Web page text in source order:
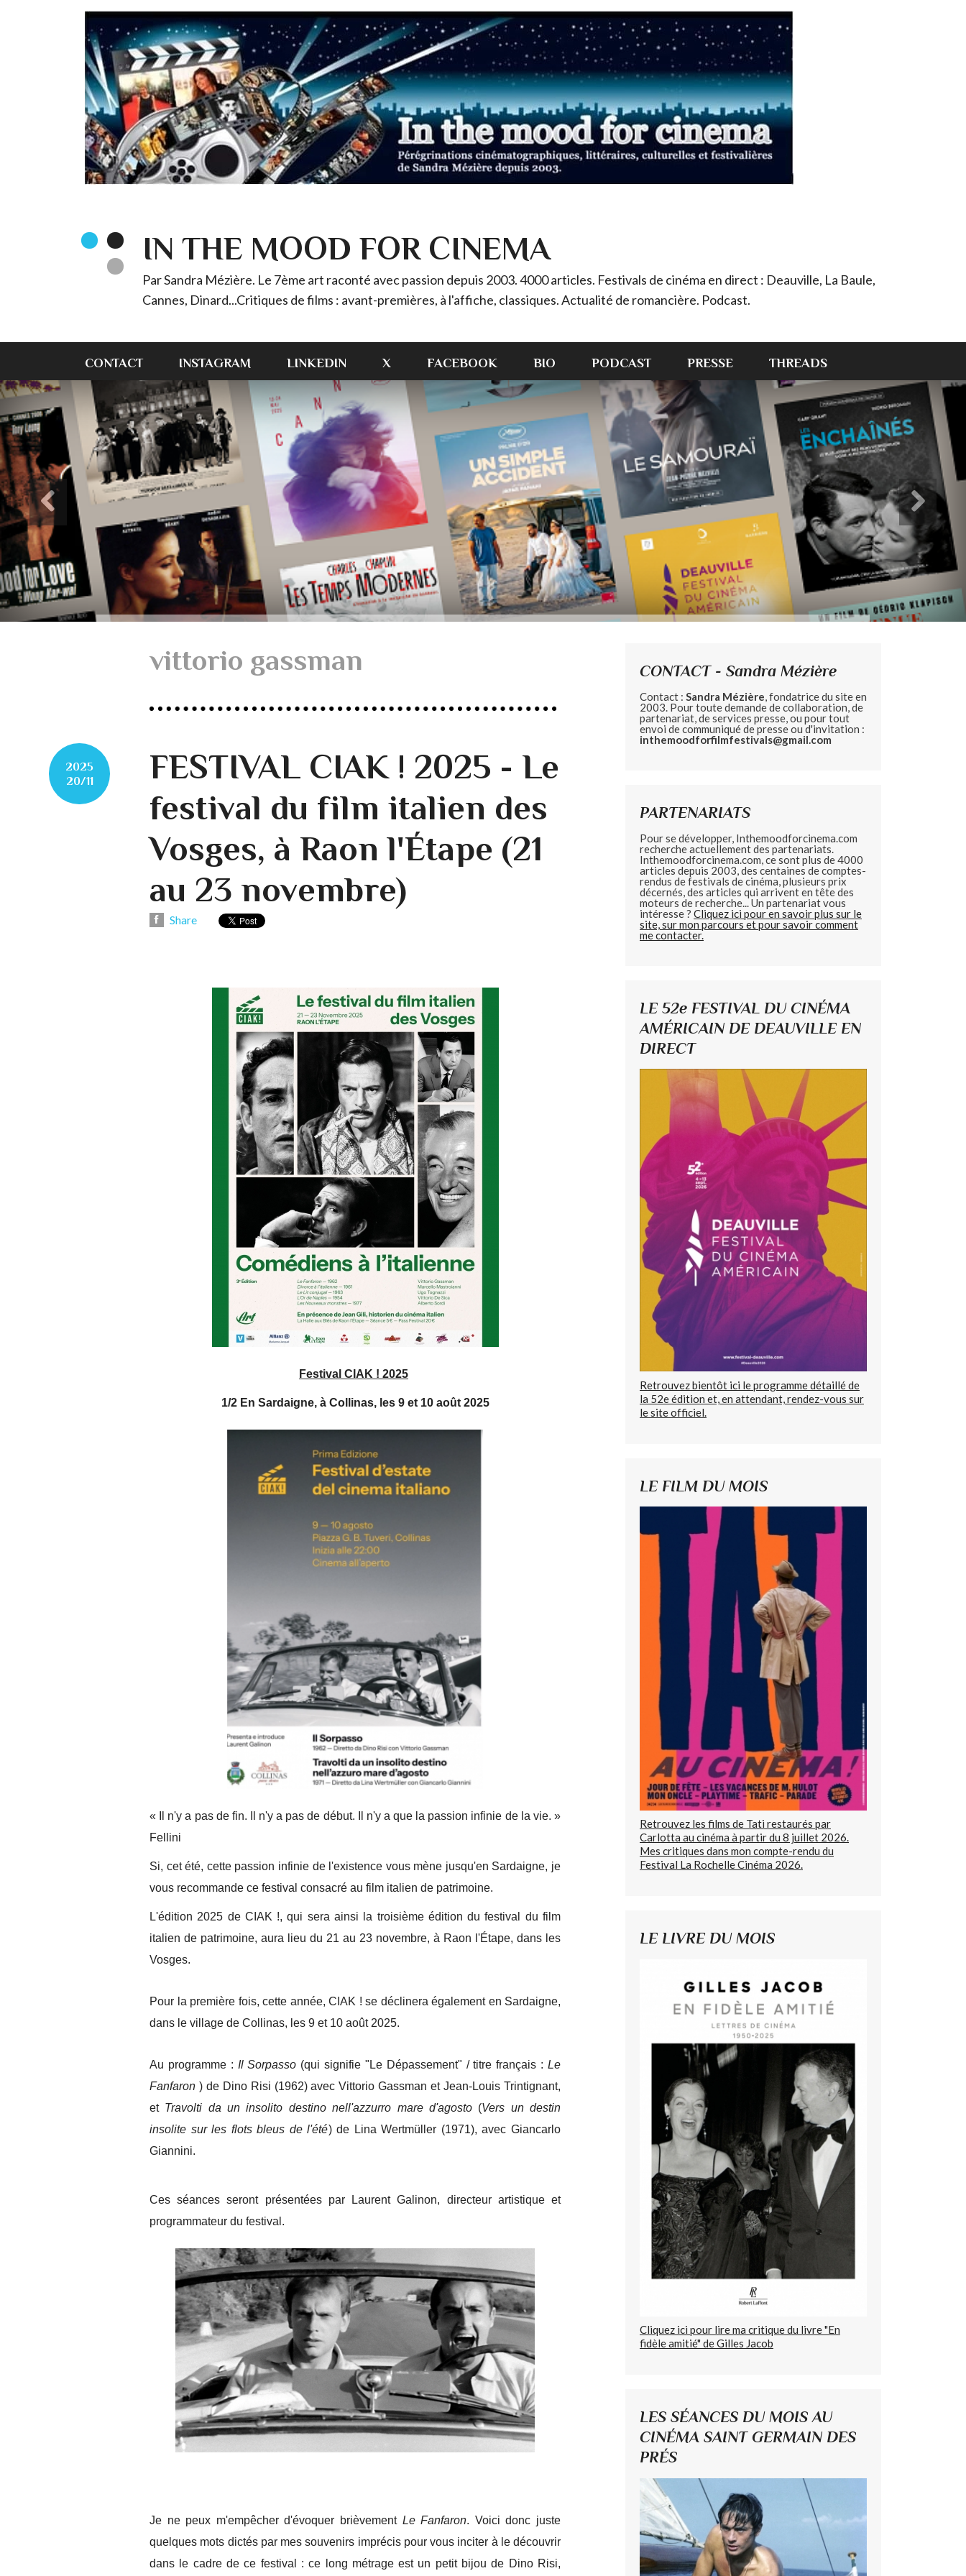
IN THE MOOD FOR CINEMA
Par Sandra Mézière. Le 7ème art raconté avec passion depuis 2003. 4000 articles. Festivals de cinéma en direct : Deauville, La Baule,
Cannes, Dinard...Critiques de films : avant-premières, à l'affiche, classiques. Actualité de romancière. Podcast.
CONTACT INSTAGRAM LINKEDIN X FACEBOOK BIO PODCAST PRESSE THREADS
vittorio gassman
2025
20/11
FESTIVAL CIAK ! 2025 - Le
festival du film italien des
Vosges, à Raon l'Étape (21
au 23 novembre)
Share
Festival CIAK ! 2025
1/2 En Sardaigne, à Collinas, les 9 et 10 août 2025
« Il n'y a pas de fin. Il n'y a pas de début. Il n'y a que la passion infinie de la vie. »
Fellini
Si, cet été, cette passion infinie de l'existence vous mène jusqu'en Sardaigne, je
vous recommande ce festival consacré au film italien de patrimoine.
L'édition 2025 de CIAK !, qui sera ainsi la troisième édition du festival du film
italien de patrimoine, aura lieu du 21 au 23 novembre, à Raon l'Étape, dans les
Vosges.
Pour la première fois, cette année, CIAK ! se déclinera également en Sardaigne,
dans le village de Collinas, les 9 et 10 août 2025.
Au programme : Il Sorpasso (qui signifie "Le Dépassement" / titre français : Le
Fanfaron ) de Dino Risi (1962) avec Vittorio Gassman et Jean-Louis Trintignant,
et Travolti da un insolito destino nell'azzurro mare d'agosto(Vers un destin
insolite sur les flots bleus de l'été) de Lina Wertmüller (1971), avec Giancarlo
Giannini.
Ces séances seront présentées par Laurent Galinon, directeur artistique et
programmateur du festival.
Je ne peux m'empêcher d'évoquer brièvement Le Fanfaron. Voici donc juste
quelques mots dictés par mes souvenirs imprécis pour vous inciter à le découvrir
dans le cadre de ce festival : ce long métrage est un petit bijou de Dino Risi,
CONTACT - Sandra Mézière
Contact : Sandra Mézière, fondatrice du site en
2003. Pour toute demande de collaboration, de
partenariat, de services presse, ou pour tout
envoi de communiqué de presse ou d'invitation :
inthemoodforfilmfestivals@gmail.com
PARTENARIATS
Pour se développer, Inthemoodforcinema.com
recherche actuellement des partenariats.
Inthemoodforcinema.com, ce sont plus de 4000
articles depuis 2003, des centaines de comptes-
rendus de festivals de cinéma, plusieurs prix
décernés, des articles qui arrivent en tête des
moteurs de recherche... Un partenariat vous
intéresse ? Cliquez ici pour en savoir plus sur le
site, sur mon parcours et pour savoir comment
me contacter.
LE 52e FESTIVAL DU CINÉMA
AMÉRICAIN DE DEAUVILLE EN
DIRECT
Retrouvez bientôt ici le programme détaillé de
la 52e édition et, en attendant, rendez-vous sur
le site officiel.
LE FILM DU MOIS
Retrouvez les films de Tati restaurés par
Carlotta au cinéma à partir du 8 juillet 2026.
Mes critiques dans mon compte-rendu du
Festival La Rochelle Cinéma 2026.
LE LIVRE DU MOIS
Cliquez ici pour lire ma critique du livre "En
fidèle amitié" de Gilles Jacob
LES SÉANCES DU MOIS AU
CINÉMA SAINT GERMAIN DES
PRÉS